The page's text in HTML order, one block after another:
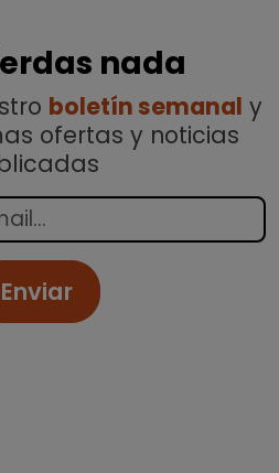
nada
boletín semanal y
ofertas y noticias
Enviar